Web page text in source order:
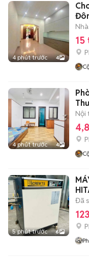
4 phút trước 4
15
4 phút trước 4
Nội
5 phút trước 6
Đã